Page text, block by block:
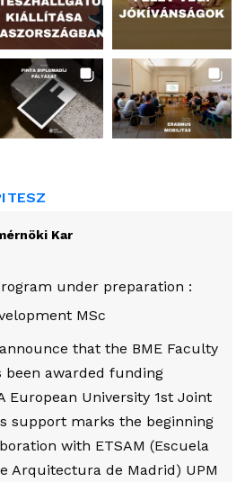
Kar
under preparation :
MSc
that the BME Faculty
been awarded funding
European University 1st Joint
support marks the beginning
with ETSAM (Escuela
Arquitectura de Madrid) UPM